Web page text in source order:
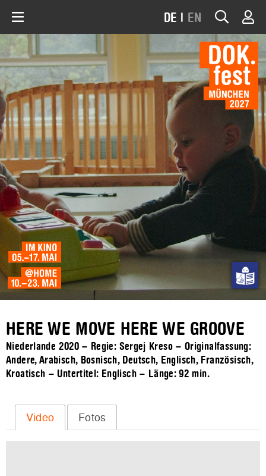
DE | EN
HERE WE MOVE HERE WE GROOVE
Niederlande 2020 – Regie: Sergej Kreso – Originalfassung:
Andere, Arabisch, Bosnisch, Deutsch, Englisch, Französisch,
Kroatisch – Untertitel: Englisch – Länge:92 min.
Video Fotos